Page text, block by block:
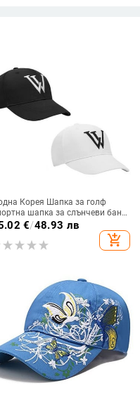
Корея Шапка за голф
шапка за слънчеви бани
шапка Спортни шапки
открито Аксесоари за мъже,
€/48.93 лв
add_shopping_cart